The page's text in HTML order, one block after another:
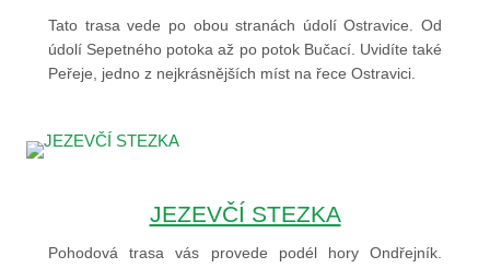
Tato trasa vede po obou stranách údolí Ostravice. Od
údolí Sepetného potoka až po potok Bučací. Uvidíte také
Peřeje, jedno z nejkrásnějších míst na řece Ostravici.
JEZEVČÍ STEZKA
Pohodová trasa vás provede podél hory Ondřejník.